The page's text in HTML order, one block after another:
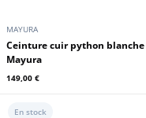
MAYURA
Ceinture cuir python blanche
Mayura
149,00 €
En stock